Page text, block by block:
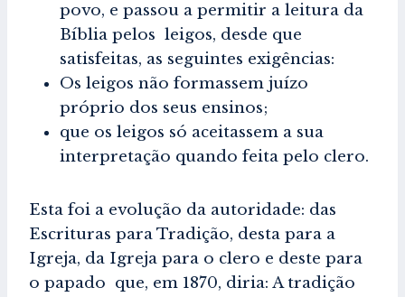
povo, e passou a permitir a leitura da
Bíblia pelos leigos, desde que
satisfeitas, as seguintes exigências:
Os leigos não formassem juízo
próprio dos seus ensinos;
que os leigos só aceitassem a sua
interpretação quando feita pelo clero.
Esta foi a evolução da autoridade: das
Escrituras para Tradição, desta para a
Igreja, da Igreja para o clero e deste para
o papado que, em 1870, diria: A tradição